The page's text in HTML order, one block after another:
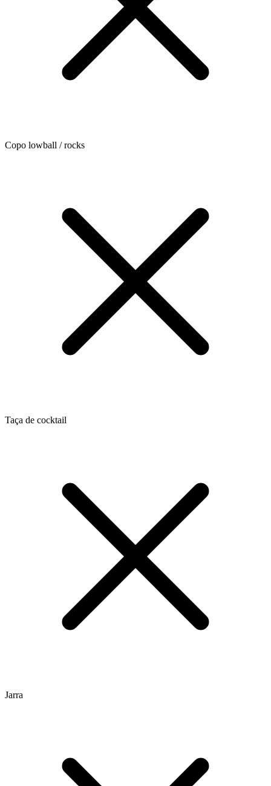
Copo lowball / rocks
Taça de cocktail
Jarra